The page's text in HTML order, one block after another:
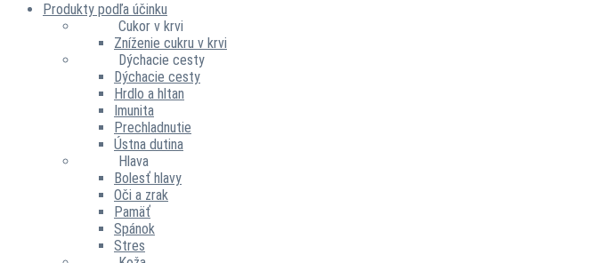
Produkty podľa účinku
Cukor v krvi
Zníženie cukru v krvi
Dýchacie cesty
Dýchacie cesty
Hrdlo a hltan
Imunita
Prechladnutie
Ústna dutina
Hlava
Bolesť hlavy
Oči a zrak
Pamäť
Spánok
Stres